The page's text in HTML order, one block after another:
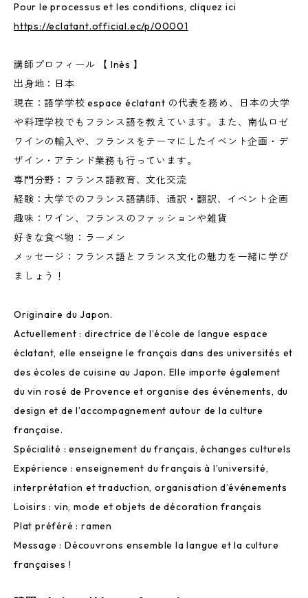
Pour le processus et les conditions, cliquez ici
https://eclatant.official.ec/p/00001
講師プロフィール 【 Inès 】
出身地：日本
現在：語学学校 espace éclatant の代表を務め、日本の大学
や料理学校でもフランス語を教えています。また、南仏ロゼ
ワインの輸入や、フランスをテーマにしたイベント企画・デ
ザイン・アテンド業務も行っています。
専門分野：フランス語教育、文化交流
経験：大学でのフランス語講師、通訳・翻訳、イベント企画
趣味：ワイン、フランスのファッションや雑貨
好きな食べ物：ラーメン
メッセージ：フランス語とフランス文化の魅力を一緒に学び
ましょう！
Originaire du Japon.
Actuellement : directrice de l’école de langue espace
éclatant, elle enseigne le français dans des universités et
des écoles de cuisine au Japon. Elle importe également
du vin rosé de Provence et organise des événements, du
design et de l’accompagnement autour de la culture
française.
Spécialité : enseignement du français, échanges culturels
Expérience : enseignement du français à l’université,
interprétation et traduction, organisation d’événements
Loisirs : vin, mode et objets de décoration français
Plat préféré : ramen
Message : Découvrons ensemble la langue et la culture
françaises !